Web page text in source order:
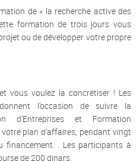
de « la recherche active des
formation de trois jours vous
ou de développer votre propre
vous voulez la concrétiser ! Les
l’occasion de suivre la
d’Entreprises et Formation
plan d’affaires, pendant vingt
financement. . Les participants à
de 200 dinars.